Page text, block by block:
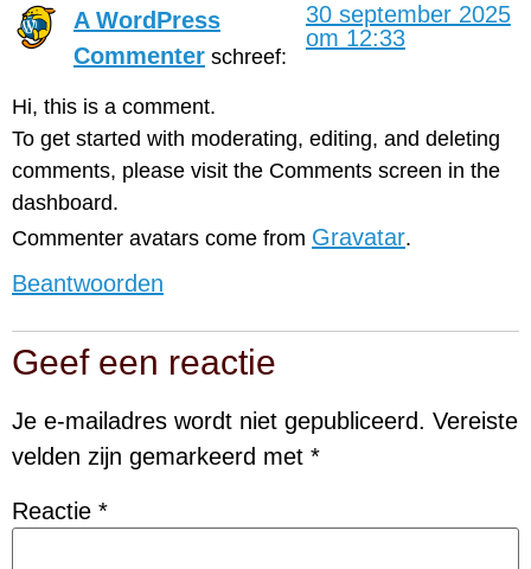
A WordPress
Commenter schreef:
30 september 2025
om 12:33
Hi, this is a comment.
To get started with moderating, editing, and deleting
comments, please visit the Comments screen in the
dashboard.
Commenter avatars come from Gravatar.
Beantwoorden
Geef een reactie
Je e-mailadres wordt niet gepubliceerd. Vereiste
velden zijn gemarkeerd met *
Reactie *